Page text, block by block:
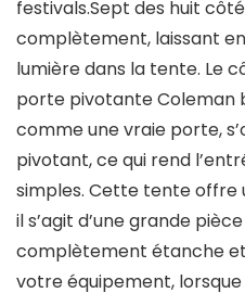
festivals.Sept des huit
complètement, laissant
lumière dans la tente. Le
porte pivotante Coleman
comme une vraie porte,
pivotant, ce qui rend
simples. Cette tente offre
il s’agit d’une grande
complètement étanche
votre équipement,